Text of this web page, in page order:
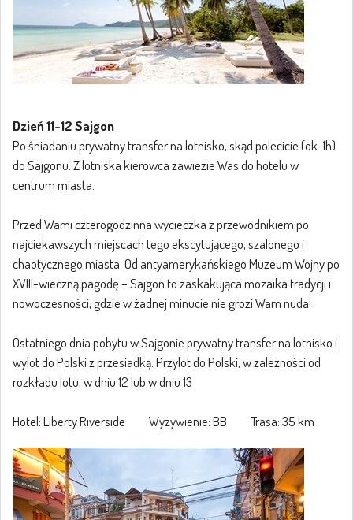
Dzień 11-12 Sajgon
Po śniadaniu prywatny transfer na lotnisko, skąd polecicie (ok. 1h)
do Sajgonu. Z lotniska kierowca zawiezie Was do hotelu w
centrum miasta.
Przed Wami czterogodzinna wycieczka z przewodnikiem po
najciekawszych miejscach tego ekscytującego, szalonego i
chaotycznego miasta. Od antyamerykańskiego Muzeum Wojny po
XVIII-wieczną pagodę – Sajgon to zaskakująca mozaika tradycji i
nowoczesności, gdzie w żadnej minucie nie grozi Wam nuda!
Ostatniego dnia pobytu w Sajgonie prywatny transfer na lotnisko i
wylot do Polski z przesiadką. Przylot do Polski, w zależności od
rozkładu lotu, w dniu 12 lub w dniu 13
Hotel: Liberty Riverside Wyżywienie: BB Trasa: 35 km